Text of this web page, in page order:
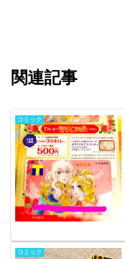
関連記事
コミック
コミック